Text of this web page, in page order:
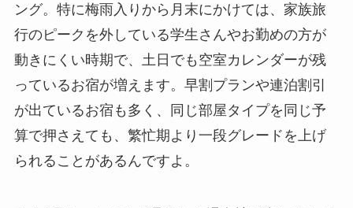
ング。特に梅雨入りから月末にかけては、家族旅
行のピークを外している学生さんやお勤めの方が
動きにくい時期で、土日でも空室カレンダーが残
っているお宿が増えます。早割プランや連泊割引
が出ているお宿も多く、同じ部屋タイプを同じ予
算で押さえても、繁忙期より一段グレードを上げ
られることがあるんですよ。